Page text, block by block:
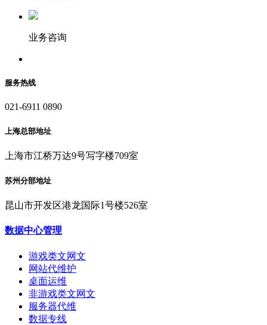
业务咨询
服务热线
021-6911 0890
上海总部地址
上海市江桥万达9号写字楼709室
苏州分部地址
昆山市开发区港龙国际1号楼526室
数据中心管理
游戏类文网文
网站代维护
桌面运维
非游戏类文网文
服务器代维
数据专线